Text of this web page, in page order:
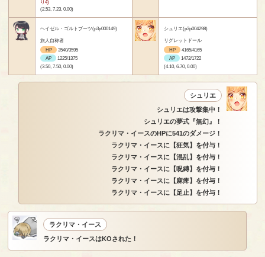
り4)
(2.53, 7.23, 0.00)
ヘイゼル・ゴルトブーツ(p3p000149)
旅人自称者
HP
3540/3595
AP
1225/1375
(3.50, 7.50, 0.00)
シュリエ(p3p004298)
リグレットドール
HP
4165/4165
AP
1472/1722
(4.10, 6.70, 0.00)
シュリエ
シュリエは攻撃集中！
シュリエの夢式『無幻』！
ラクリマ・イースのHPに541のダメージ！
ラクリマ・イースに【狂気】を付与！
ラクリマ・イースに【混乱】を付与！
ラクリマ・イースに【呪縛】を付与！
ラクリマ・イースに【麻痺】を付与！
ラクリマ・イースに【足止】を付与！
ラクリマ・イース
ラクリマ・イースはKOされた！